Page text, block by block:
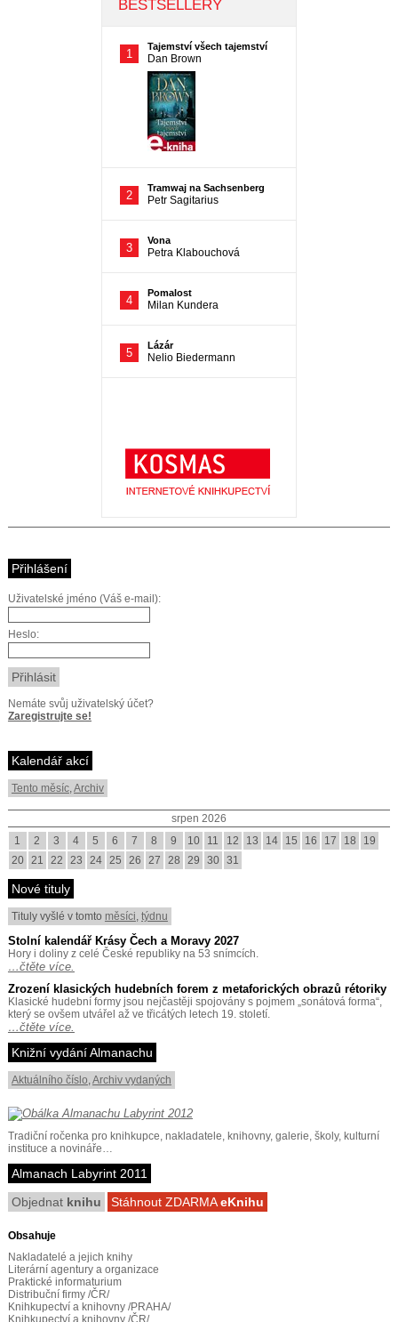
Přihlášení
Uživatelské jméno (Váš e-mail):
Heslo:
Nemáte svůj uživatelský účet?
Zaregistrujte se!
Kalendář akcí
Tento měsíc,Archiv
srpen 2026
1
2 3 4 5 6 7 8 9 10 11 12 13 14 15 16 17 18
19
20 21 22 23 24 25 26 27 28 29 30 31
Nové tituly
Tituly vyšlé v tomto měsíci, týdnu
Stolní kalendář Krásy Čech a Moravy 2027
Hory i doliny z celé České republiky na 53 snímcích.
…čtěte více.
Zrození klasických hudebních forem z metaforických obrazů rétoriky
Klasické hudební formy jsou nejčastěji spojovány s pojmem „sonátová forma“,
který se ovšem utvářel až ve třicátých letech 19. století.
…čtěte více.
Knižní vydání Almanachu
Aktuálního číslo,Archiv vydaných
Tradiční ročenka pro knihkupce, nakladatele, knihovny, galerie, školy, kulturní
instituce a novináře…
Almanach Labyrint 2011
Objednat knihu Stáhnout ZDARMAeKnihu
Obsahuje
Nakladatelé a jejich knihy
Literární agentury a organizace
Praktické informaturium
Distribuční firmy /ČR/
Knihkupectví a knihovny /PRAHA/
Knihkupectví a knihovny /ČR/